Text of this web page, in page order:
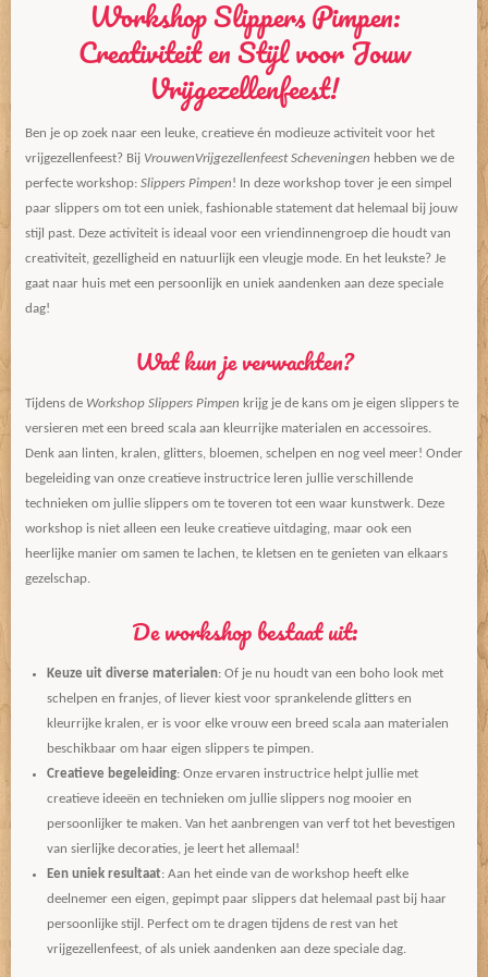
Workshop Slippers Pimpen:
Creativiteit en Stijl voor Jouw
Vrijgezellenfeest!
Ben je op zoek naar een leuke, creatieve én modieuze activiteit voor het
vrijgezellenfeest? Bij VrouwenVrijgezellenfeest Scheveningen hebben we de
perfecte workshop: Slippers Pimpen! In deze workshop tover je een simpel
paar slippers om tot een uniek, fashionable statement dat helemaal bij jouw
stijl past. Deze activiteit is ideaal voor een vriendinnengroep die houdt van
creativiteit, gezelligheid en natuurlijk een vleugje mode. En het leukste? Je
gaat naar huis met een persoonlijk en uniek aandenken aan deze speciale
dag!
Wat kun je verwachten?
Tijdens de Workshop Slippers Pimpen krijg je de kans om je eigen slippers te
versieren met een breed scala aan kleurrijke materialen en accessoires.
Denk aan linten, kralen, glitters, bloemen, schelpen en nog veel meer! Onder
begeleiding van onze creatieve instructrice leren jullie verschillende
technieken om jullie slippers om te toveren tot een waar kunstwerk. Deze
workshop is niet alleen een leuke creatieve uitdaging, maar ook een
heerlijke manier om samen te lachen, te kletsen en te genieten van elkaars
gezelschap.
De workshop bestaat uit:
Keuze uit diverse materialen: Of je nu houdt van een boho look met
schelpen en franjes, of liever kiest voor sprankelende glitters en
kleurrijke kralen, er is voor elke vrouw een breed scala aan materialen
beschikbaar om haar eigen slippers te pimpen.
Creatieve begeleiding: Onze ervaren instructrice helpt jullie met
creatieve ideeën en technieken om jullie slippers nog mooier en
persoonlijker te maken. Van het aanbrengen van verf tot het bevestigen
van sierlijke decoraties, je leert het allemaal!
Een uniek resultaat: Aan het einde van de workshop heeft elke
deelnemer een eigen, gepimpt paar slippers dat helemaal past bij haar
persoonlijke stijl. Perfect om te dragen tijdens de rest van het
vrijgezellenfeest, of als uniek aandenken aan deze speciale dag.